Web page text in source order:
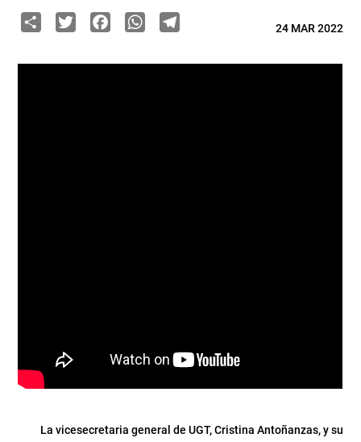
ShareTwitterFacebook
WhatsApp
Telegram24 MAR 2022
La vicesecretaria general de UGT, Cristina Antoñanzas, y su